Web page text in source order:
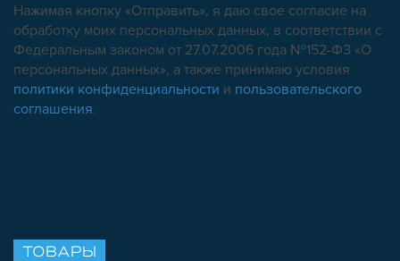
Нажимая кнопку «Отправить», я даю свое согласие на
обработку моих персональных данных, в соответствии с
Федеральным законом от 27.07.2006 года №152-ФЗ «О
персональных данных», а также принимаю условия
политики конфиденциальности и пользовательского
соглашения.
ТОВАРЫ